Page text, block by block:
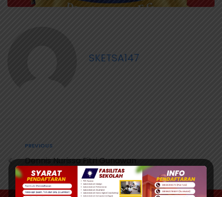
SKETSA147
PREVIOUS
Dennis Nurissa Fitri Gunawan